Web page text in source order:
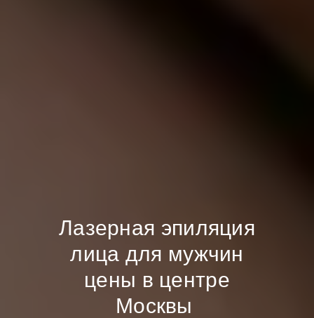
Лазерная эпиляция
лица для мужчин
цены в центре
Москвы